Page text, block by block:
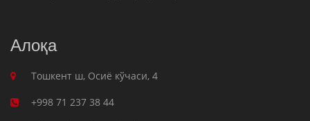
Алоқа
Тошкент ш, Осиё кўчаси, 4
+998 71 237 38 44